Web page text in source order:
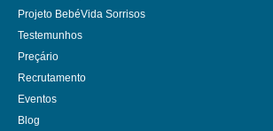
Projeto BebéVida Sorrisos
Testemunhos
Preçário
Recrutamento
Eventos
Blog